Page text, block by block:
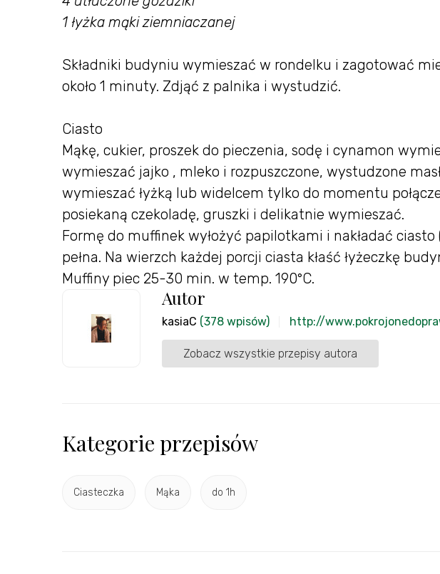
1 łyżka mąki ziemniaczanej
Składniki budyniu wymieszać w rondelku i zagotować
około 1 minuty. Zdjąć z palnika i wystudzić.
Ciasto
Mąkę, cukier, proszek do pieczenia, sodę i cynamon
wymieszać jajko , mleko i rozpuszczone, wystudzone
wymieszać łyżką lub widelcem tylko do momentu
posiekaną czekoladę, gruszki i delikatnie wymieszać.
Formę do muffinek wyłożyć papilotkami i nakładać
pełna. Na wierzch każdej porcji ciasta kłaść łyżeczkę
Muffiny piec 25-30 min. w temp. 190°C.
Autor
kasiaC (378 wpisów) http://
Zobacz wszystkie przepisy autora
Kategorie przepisów
Ciasteczka Mąka do 1h